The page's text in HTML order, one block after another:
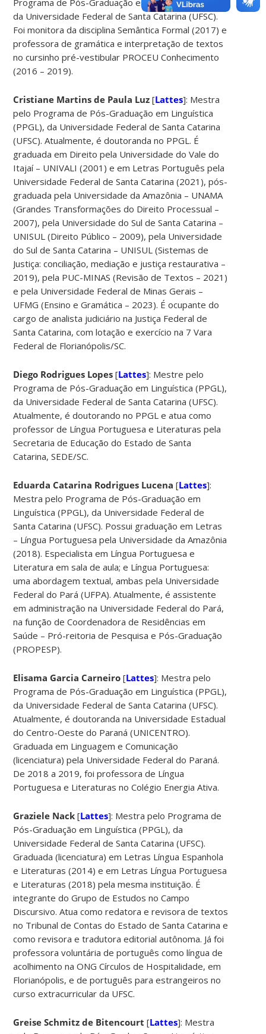
Programa de Pós-Graduação em Linguística (PPGL),
da Universidade Federal de Santa Catarina (UFSC).
Foi monitora da disciplina Semântica Formal (2017) e
professora de gramática e interpretação de textos
no cursinho pré-vestibular PROCEU Conhecimento
(2016 – 2019).
Cristiane Martins de Paula Luz[Lattes]: Mestra
pelo Programa de Pós-Graduação em Linguística
(PPGL), da Universidade Federal de Santa Catarina
(UFSC). Atualmente, é doutoranda no PPGL. É
graduada em Direito pela Universidade do Vale do
Itajaí – UNIVALI (2001) e em Letras Português pela
Universidade Federal de Santa Catarina (2021), pós-
graduada pela Universidade da Amazônia – UNAMA
(Grandes Transformações do Direito Processual –
2007), pela Universidade do Sul de Santa Catarina –
UNISUL (Direito Público – 2009), pela Universidade
do Sul de Santa Catarina – UNISUL (Sistemas de
Justiça: conciliação, mediação e justiça restaurativa –
2019), pela PUC-MINAS (Revisão de Textos – 2021)
e pela Universidade Federal de Minas Gerais –
UFMG (Ensino e Gramática – 2023). É ocupante do
cargo de analista judiciário na Justiça Federal de
Santa Catarina, com lotação e exercício na 7 Vara
Federal de Florianópolis/SC.
Diego Rodrigues Lopes[Lattes]: Mestre pelo
Programa de Pós-Graduação em Linguística (PPGL),
da Universidade Federal de Santa Catarina (UFSC).
Atualmente, é doutorando no PPGL e atua como
professor de Língua Portuguesa e Literaturas pela
Secretaria de Educação do Estado de Santa
Catarina, SEDE/SC.
Eduarda Catarina Rodrigues Lucena[Lattes]:
Mestra pelo Programa de Pós-Graduação em
Linguística (PPGL), da Universidade Federal de
Santa Catarina (UFSC). Possui graduação em Letras
– Língua Portuguesa pela Universidade da Amazônia
(2018). Especialista em Língua Portuguesa e
Literatura em sala de aula; e Língua Portuguesa:
uma abordagem textual, ambas pela Universidade
Federal do Pará (UFPA). Atualmente, é assistente
em administração na Universidade Federal do Pará,
na função de Coordenadora de Residências em
Saúde – Pró-reitoria de Pesquisa e Pós-Graduação
(PROPESP).
Elisama Garcia Carneiro[Lattes]: Mestra pelo
Programa de Pós-Graduação em Linguística (PPGL),
da Universidade Federal de Santa Catarina (UFSC).
Atualmente, é doutoranda na Universidade Estadual
do Centro-Oeste do Paraná (UNICENTRO).
Graduada em Linguagem e Comunicação
(licenciatura) pela Universidade Federal do Paraná.
De 2018 a 2019, foi professora de Língua
Portuguesa e Literaturas no Colégio Energia Ativa.
Graziele Nack[Lattes]: Mestra pelo Programa de
Pós-Graduação em Linguística (PPGL), da
Universidade Federal de Santa Catarina (UFSC).
Graduada (licenciatura) em Letras Língua Espanhola
e Literaturas (2014) e em Letras Língua Portuguesa
e Literaturas (2018) pela mesma instituição. É
integrante do Grupo de Estudos no Campo
Discursivo. Atua como redatora e revisora de textos
no Tribunal de Contas do Estado de Santa Catarina e
como revisora e tradutora editorial autônoma. Já foi
professora voluntária de português como língua de
acolhimento na ONG Círculos de Hospitalidade, em
Florianópolis, e de português para estrangeiros no
curso extracurricular da UFSC.
Greise Schmitz de Bitencourt[Lattes]: Mestra